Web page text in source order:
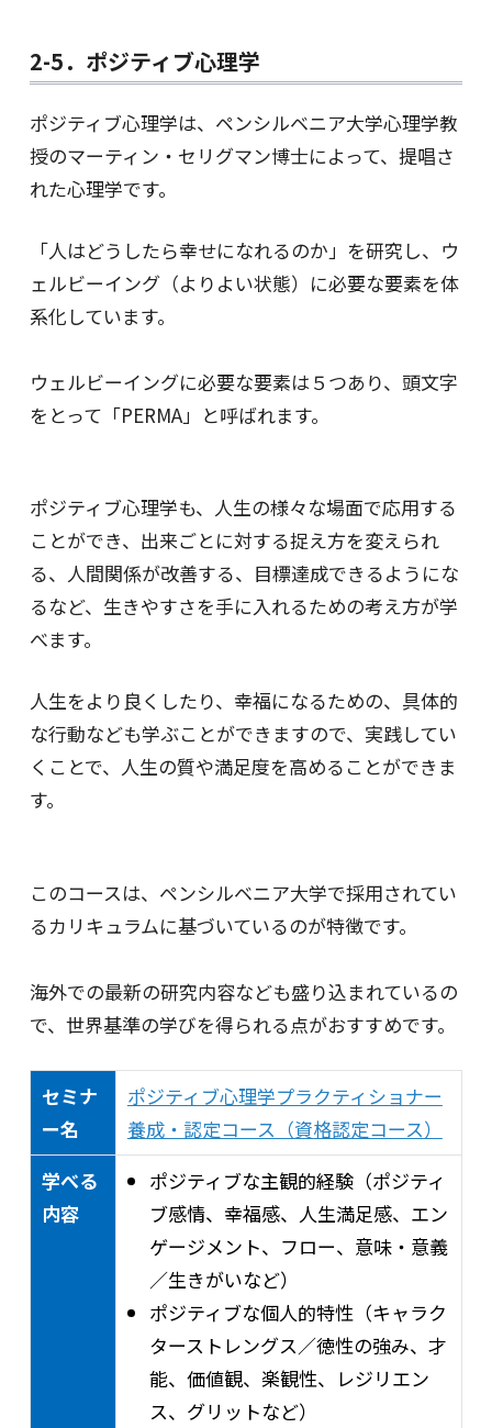
2-5．ポジティブ心理学
ポジティブ心理学は、ペンシルベニア大学心理学教
授のマーティン・セリグマン博士によって、提唱さ
れた心理学です。
「人はどうしたら幸せになれるのか」を研究し、ウ
ェルビーイング（よりよい状態）に必要な要素を体
系化しています。
ウェルビーイングに必要な要素は５つあり、頭文字
をとって「PERMA」と呼ばれます。
ポジティブ心理学も、人生の様々な場面で応用する
ことができ、出来ごとに対する捉え方を変えられ
る、人間関係が改善する、目標達成できるようにな
るなど、生きやすさを手に入れるための考え方が学
べます。
人生をより良くしたり、幸福になるための、具体的
な行動なども学ぶことができますので、実践してい
くことで、人生の質や満足度を高めることができま
す。
このコースは、ペンシルベニア大学で採用されてい
るカリキュラムに基づいているのが特徴です。
海外での最新の研究内容なども盛り込まれているの
で、世界基準の学びを得られる点がおすすめです。
セミナ
ー名
ポジティブ心理学プラクティショナー
養成・認定コース（資格認定コース）
学べる
内容
ポジティブな主観的経験（ポジティ
ブ感情、幸福感、人生満足感、エン
ゲージメント、フロー、意味・意義
／生きがいなど）
ポジティブな個人的特性（キャラク
ターストレングス／徳性の強み、才
能、価値観、楽観性、レジリエン
ス、グリットなど）